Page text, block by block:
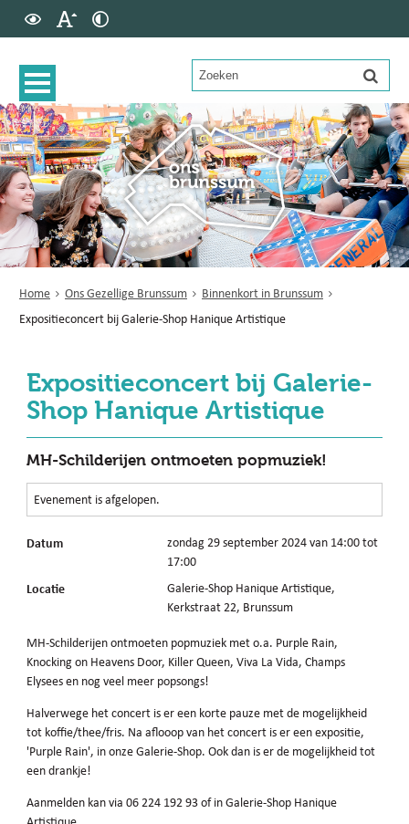
Home Ons Gezellige Brunssum
Binnenkort in Brunssum
Expositieconcert bij Galerie-Shop Hanique Artistique
Expositieconcert bij Galerie-
Shop Hanique Artistique
MH-Schilderijen ontmoeten popmuziek!
Evenement is afgelopen.
Datum
zondag 29 september 2024 van 14:00 tot
17:00
Locatie
Galerie-Shop Hanique Artistique,
Kerkstraat 22, Brunssum
MH-Schilderijen ontmoeten popmuziek met o.a. Purple Rain,
Knocking on Heavens Door, Killer Queen, Viva La Vida, Champs
Elysees en nog veel meer popsongs!
Halverwege het concert is er een korte pauze met de mogelijkheid
tot koffie/thee/fris. Na aflooop van het concert is er een expositie,
'Purple Rain', in onze Galerie-Shop. Ook dan is er de mogelijkheid tot
een drankje!
Aanmelden kan via 06 224 192 93 of in Galerie-Shop Hanique